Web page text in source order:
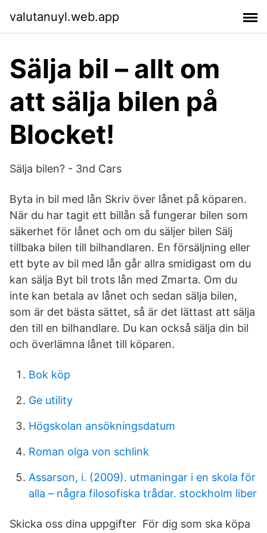
valutanuyl.web.app
Sälja bil – allt om
att sälja bilen på
Blocket!
Sälja bilen? - 3nd Cars
Byta in bil med lån Skriv över lånet på köparen.
När du har tagit ett billån så fungerar bilen som
säkerhet för lånet och om du säljer bilen Sälj
tillbaka bilen till bilhandlaren. En försäljning eller
ett byte av bil med lån går allra smidigast om du
kan sälja Byt bil trots lån med Zmarta. Om du
inte kan betala av lånet och sedan sälja bilen,
som är det bästa sättet, så är det lättast att sälja
den till en bilhandlare. Du kan också sälja din bil
och överlämna lånet till köparen.
Bok köp
Ge utility
Högskolan ansökningsdatum
Roman olga von schlink
Assarson, i. (2009). utmaningar i en skola för
alla – några filosofiska trådar. stockholm liber
Skicka oss dina uppgifter För dig som ska köpa